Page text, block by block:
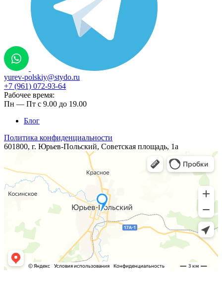
yurev-polskiy@stydo.ru
+7 (961) 072-93-64
Рабочее время:
Пн — Пт с 9.00 до 19.00
Блог
Политика конфиденциальности
601800, г. Юрьев-Польский, ​​Советская площадь, 1а